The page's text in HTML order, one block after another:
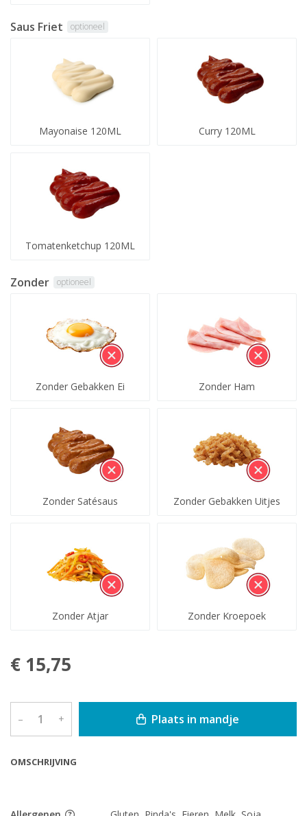
OMSCHRIJVING
Saus Friet optioneel
Mayonaise 120ML Curry 120ML
Tomatenketchup 120ML
Zonder optioneel
Zonder Gebakken Ei Zonder Ham
Zonder Satésaus Zonder Gebakken Uitjes
Zonder Atjar Zonder Kroepoek
€ 15,75
– + Plaats in mandje